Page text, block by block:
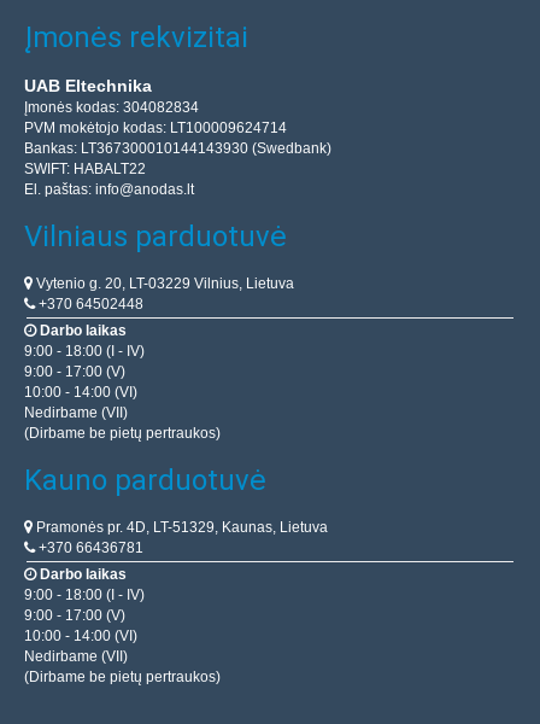
Remax USB - micro USB kabelis Kayla II RC-C008
1m - Juodas
Remax Kayla II kabelis pasižymi aukšta darbo kokybe ir
funkcionalumu. Jo ilgis – 1m, o srovė – iki 2.4A, o tai
leidžia greitai įkrauti įvairius mobiliuosius įre..
1.90€
Laikinai Neturime
Įmonės rekvizitai
UAB Eltechnika
Įmonės kodas: 304082834
PVM mokėtojo kodas: LT100009624714
Bankas: LT367300010144143930 (Swedbank)
SWIFT: HABALT22
El. paštas: info@anodas.lt
Vilniaus parduotuvė
Vytenio g. 20, LT-03229 Vilnius, Lietuva
+370 64502448
Darbo laikas
9:00 - 18:00 (I - IV)
9:00 - 17:00 (V)
10:00 - 14:00 (VI)
Nedirbame (VII)
(Dirbame be pietų pertraukos)
Kauno parduotuvė
Pramonės pr. 4D, LT-51329, Kaunas, Lietuva
+370 66436781
Darbo laikas
9:00 - 18:00 (I - IV)
9:00 - 17:00 (V)
10:00 - 14:00 (VI)
Nedirbame (VII)
(Dirbame be pietų pertraukos)